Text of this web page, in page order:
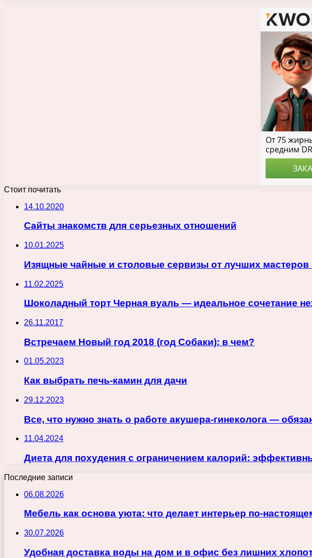
Стоит почитать
14.10.2020
Сайты знакомств для серьезных отношений
10.01.2025
Изящные чайные и столовые сервизы от лучших
11.02.2025
Шоколадный торт Черная вуаль — идеальное сочетание
26.11.2017
Встречаем Новый год 2018 (год Собаки): в чем?
01.05.2023
Как выбрать печь-камин для дачи
29.12.2023
Все, что нужно знать о работе акушера-гинеколога —
11.04.2024
Диета для похудения с ограничением калорий:
Последние записи
06.08.2026
Мебель как основа уюта: что делает интерьер по-
30.07.2026
Удобная доставка воды на дом и в офис без лишних